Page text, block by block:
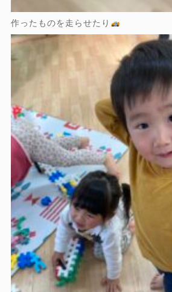
作ったものを走らせたり